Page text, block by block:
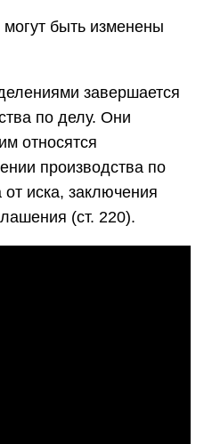
быть изменены
завершается
по делу. Они
относятся
производства по
от иска, заключения
(ст. 220).